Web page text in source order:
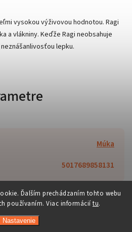
Ďalším prechádzaním tohto webu
používaním. Viac informácií tu.
Nastavenie
vysokou výživovou hodnotou. Ragi
a vlákniny. Keďže Ragi neobsahuje
lepku.
Múka
5017689858131
Food.sk. Všetky práva vyhradené.
nastavenie cookies